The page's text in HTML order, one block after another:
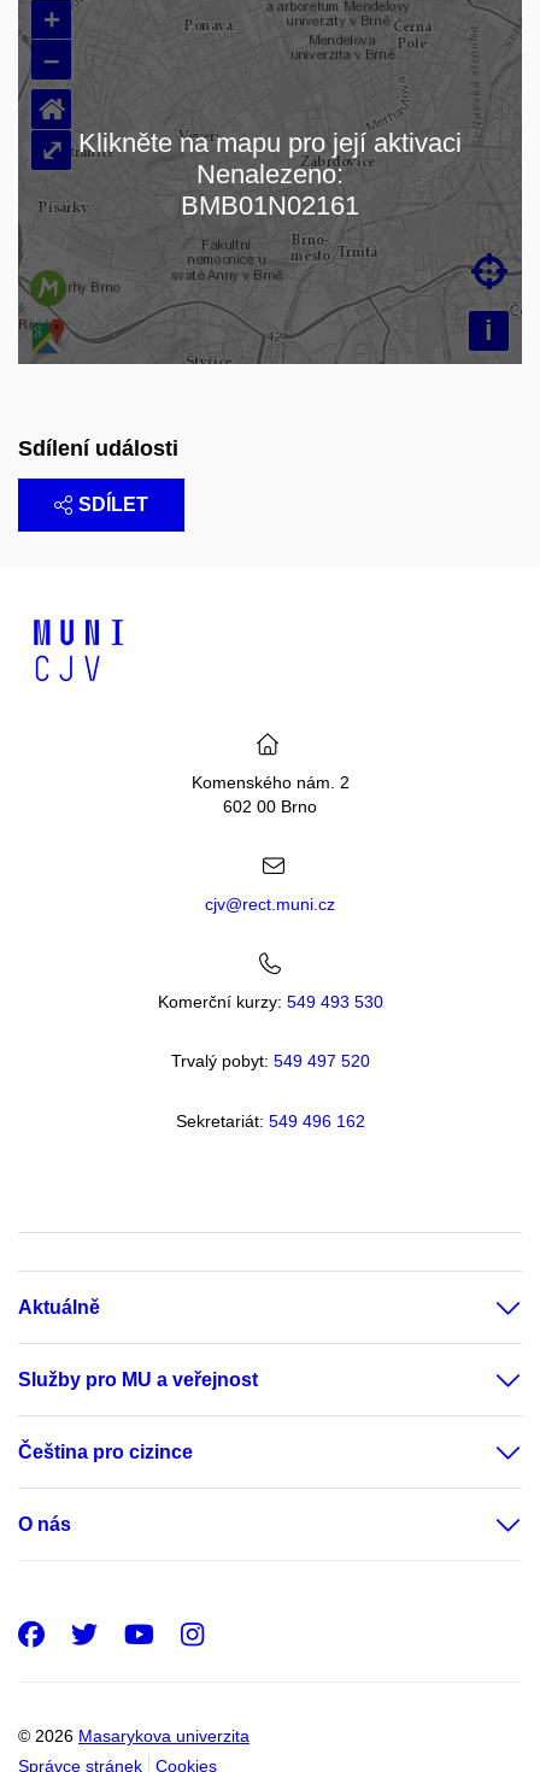
Načítám mapu…
+
–
i

⌂
⤢ Klikněte na mapu pro její aktivaci
Nenalezeno:
BMB01N02161
Sdílení události
SDÍLET
Komenského nám. 2
602 00 Brno
cjv@rect.muni.cz
Komerční kurzy: 549 493 530
Trvalý pobyt: 549 497 520
Sekretariát: 549 496 162
Aktuálně
Služby pro MU a veřejnost
Čeština pro cizince
O nás
© 2026 Masarykova univerzita
Správce stránek
Cookies
Facebook
Twitter
Youtube
Instagram